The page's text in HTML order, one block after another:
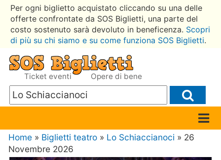
Per ogni biglietto acquistato cliccando su una delle
offerte confrontate da SOS Biglietti, una parte del
costo sostenuto sarà devoluto in beneficenza. Scopri
di più su chi siamo e su come funziona SOS Biglietti.
Ticket eventi Opere di bene
Home » Biglietti teatro » Lo Schiaccianoci » 26
Novembre 2026